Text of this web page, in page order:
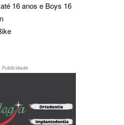
16 anos e Boys 16
Publicidade